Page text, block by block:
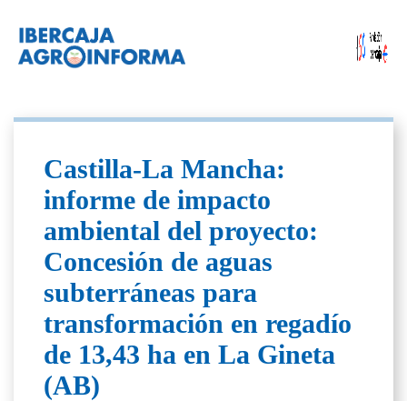
Castilla-La Mancha:
informe de impacto
ambiental del proyecto:
Concesión de aguas
subterráneas para
transformación en regadío
de 13,43 ha en La Gineta
(AB)